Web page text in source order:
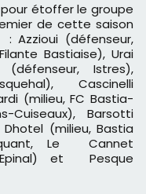
étoffer le groupe
de cette saison
: Azzioui (défenseur,
Bastiaise), Urai
Istres),
Cascinelli
(milieu, FC Bastia-
Cuiseaux), Barsotti
(milieu, Bastia
Le Cannet
et Pesque